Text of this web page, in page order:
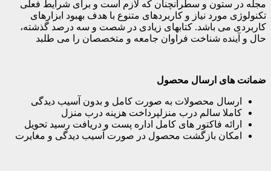
مجله در ستون و سطرآنچنان که لازم است و برای شرایط فعلی
تکنولوژی مورد نیاز و کاربردهای متنوع با هدف بهبود ابزارهای
کاربردی می باشد. کتابهای زیادی در شصت و سه درصد گذشته،
حال و آینده شناخت فراوان جامعه و متخصصان را می طلبد
ضمانت های ارسال محصول
ارسال محصولات به صورت کامل و بدون آسیب دیدگی
کاملا سالم درب منزلپرداخت هزینه درب منزل
ارائه فاکتور های کامل اداره پست و دریافت رسید تحویل
امکان بازگشت محصول در صورت آسیب دیدگی و مغایرت